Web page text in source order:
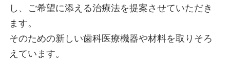
し、ご希望に添える治療法を提案させていただき
ます。
そのための新しい歯科医療機器や材料を取りそろ
えています。